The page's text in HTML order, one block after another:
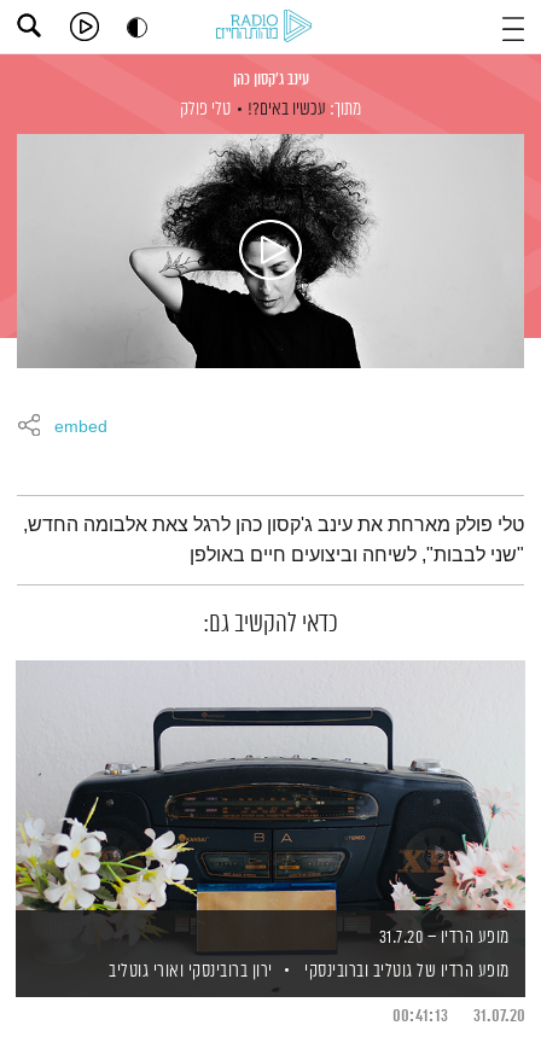
עינב ג'קסון כהן
מתוך: עכשיו באים?! טלי פולק
embed
תמצית הפודקאסט
טלי פולק מארחת את עינב ג'קסון כהן לרגל צאת אלבומה החדש,
"שני לבבות", לשיחה וביצועים חיים באולפן
כדאי להקשיב גם:
מופע הרדיו – 31.7.20
מופע הרדיו של גוטליב וברובינסקי
ירון ברובינסקי ואורי גוטליב
31.07.20
00:41:13